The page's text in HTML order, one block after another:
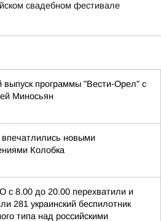
свадебном фестивале
выпуск программы "Вести-Орел" с
Миносьян
новыми
Колобка
8.00 до 20.00 перехватили и
281 украинский беспилотник
типа над российскими